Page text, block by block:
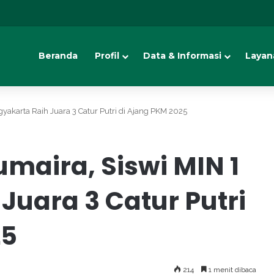
Beranda Profil Data & Informasi
Raih Juara 3 Catur Putri di Ajang PKM 2025
Siswi MIN 1
3 Catur Putri
214 1 menit dibaca